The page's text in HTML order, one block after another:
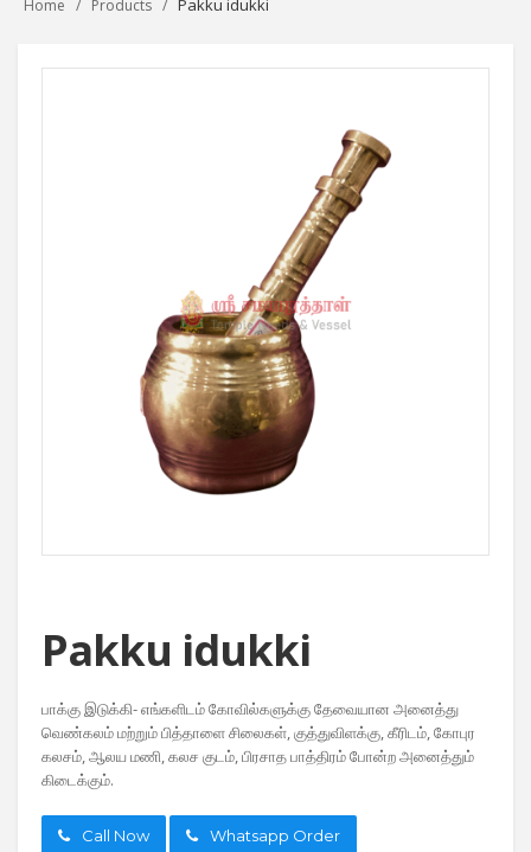
Home Products Pakku idukki
Pakku idukki
பாக்கு இடுக்கி- எங்களிடம் கோவில்களுக்கு தேவையான அனைத்து
வெண்கலம் மற்றும் பித்தாளை சிலைகள், குத்துவிளக்கு, கீரிடம், கோபுர
கலசம், ஆலய மணி, கலச குடம், பிரசாத பாத்திரம் போன்ற அனைத்தும்
கிடைக்கும்.
Call Now Whatsapp Order